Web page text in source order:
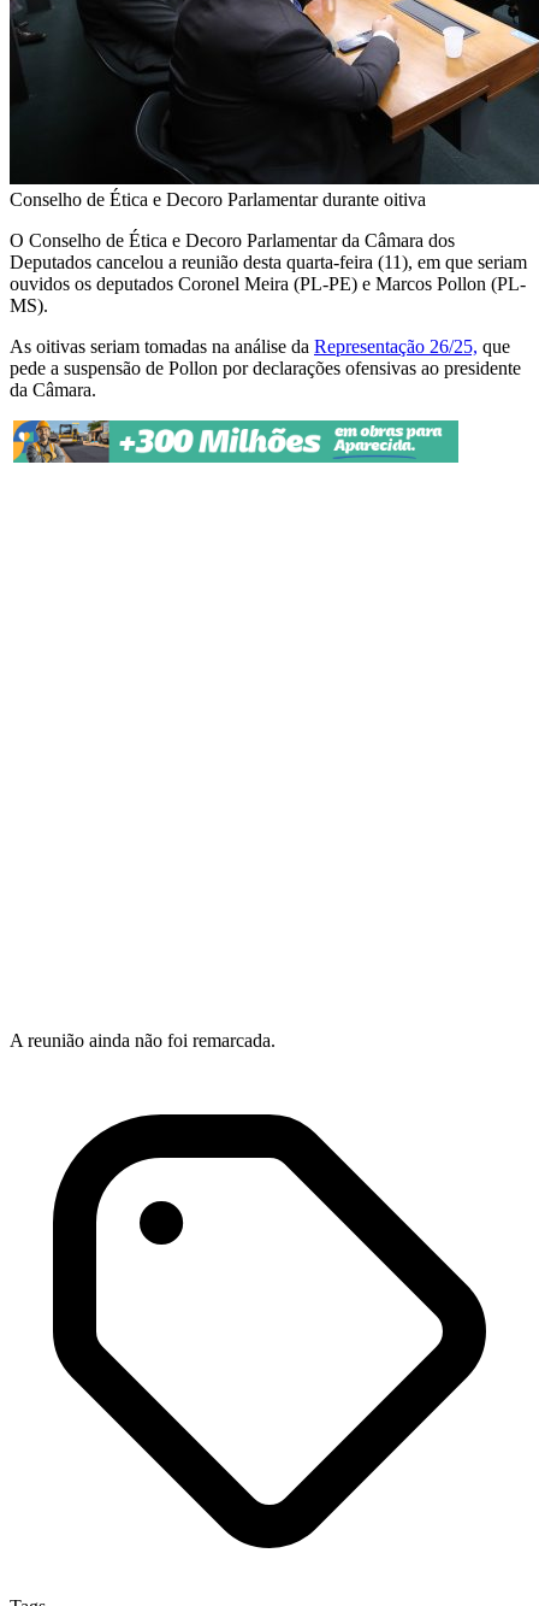
Conselho de Ética e Decoro Parlamentar durante oitiva
O Conselho de Ética e Decoro Parlamentarda Câmara dos
Deputados cancelou a reunião desta quarta-feira (11), em que seriam
ouvidos os deputados Coronel Meira (PL-PE) e Marcos Pollon (PL-
MS).
As oitivas seriam tomadas na análise da Representação 26/25, que
pede a suspensão de Pollon por declarações ofensivas ao presidente
da Câmara.
A reunião ainda não foi remarcada.